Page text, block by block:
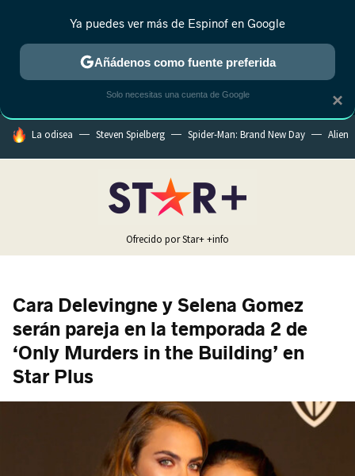
MENÚ NUEVO
ESTRENOS REALITY ANIME RANKINGS CINE
HOY SE HABLA DE
La odisea Steven Spielberg Spider-Man: Brand New Day Alien
Ofrecido por Star++info
Cara Delevingne y Selena Gomez
serán pareja en la temporada 2 de
‘Only Murders in the Building’ en
Star Plus
×
Ya puedes ver más de Espinof en Google
Añádenos como fuente preferida
Solo necesitas una cuenta de Google